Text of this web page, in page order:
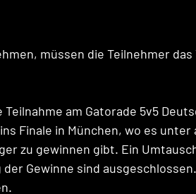
müssen die Teilnehmer
am Gatorade 5v5
Finale in München, wo es unter
zu gewinnen gibt. Ein
Gewinne sind